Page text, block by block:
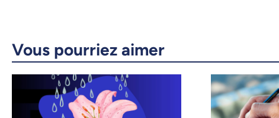
Vous pourriez aimer